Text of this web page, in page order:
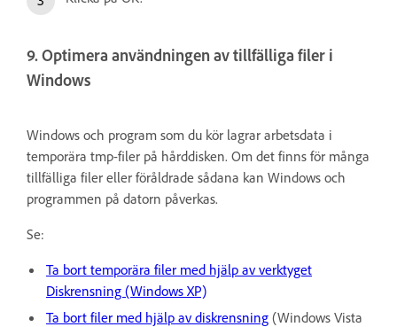
9. Optimera användningen av tillfälliga filer i
Windows
Windows och program som du kör lagrar arbetsdata i
temporära tmp-filer på hårddisken. Om det finns för många
tillfälliga filer eller föråldrade sådana kan Windows och
programmen på datorn påverkas.
Se:
Ta bort temporära filer med hjälp av verktyget
Diskrensning (Windows XP)
Ta bort filer med hjälp av diskrensning (Windows Vista